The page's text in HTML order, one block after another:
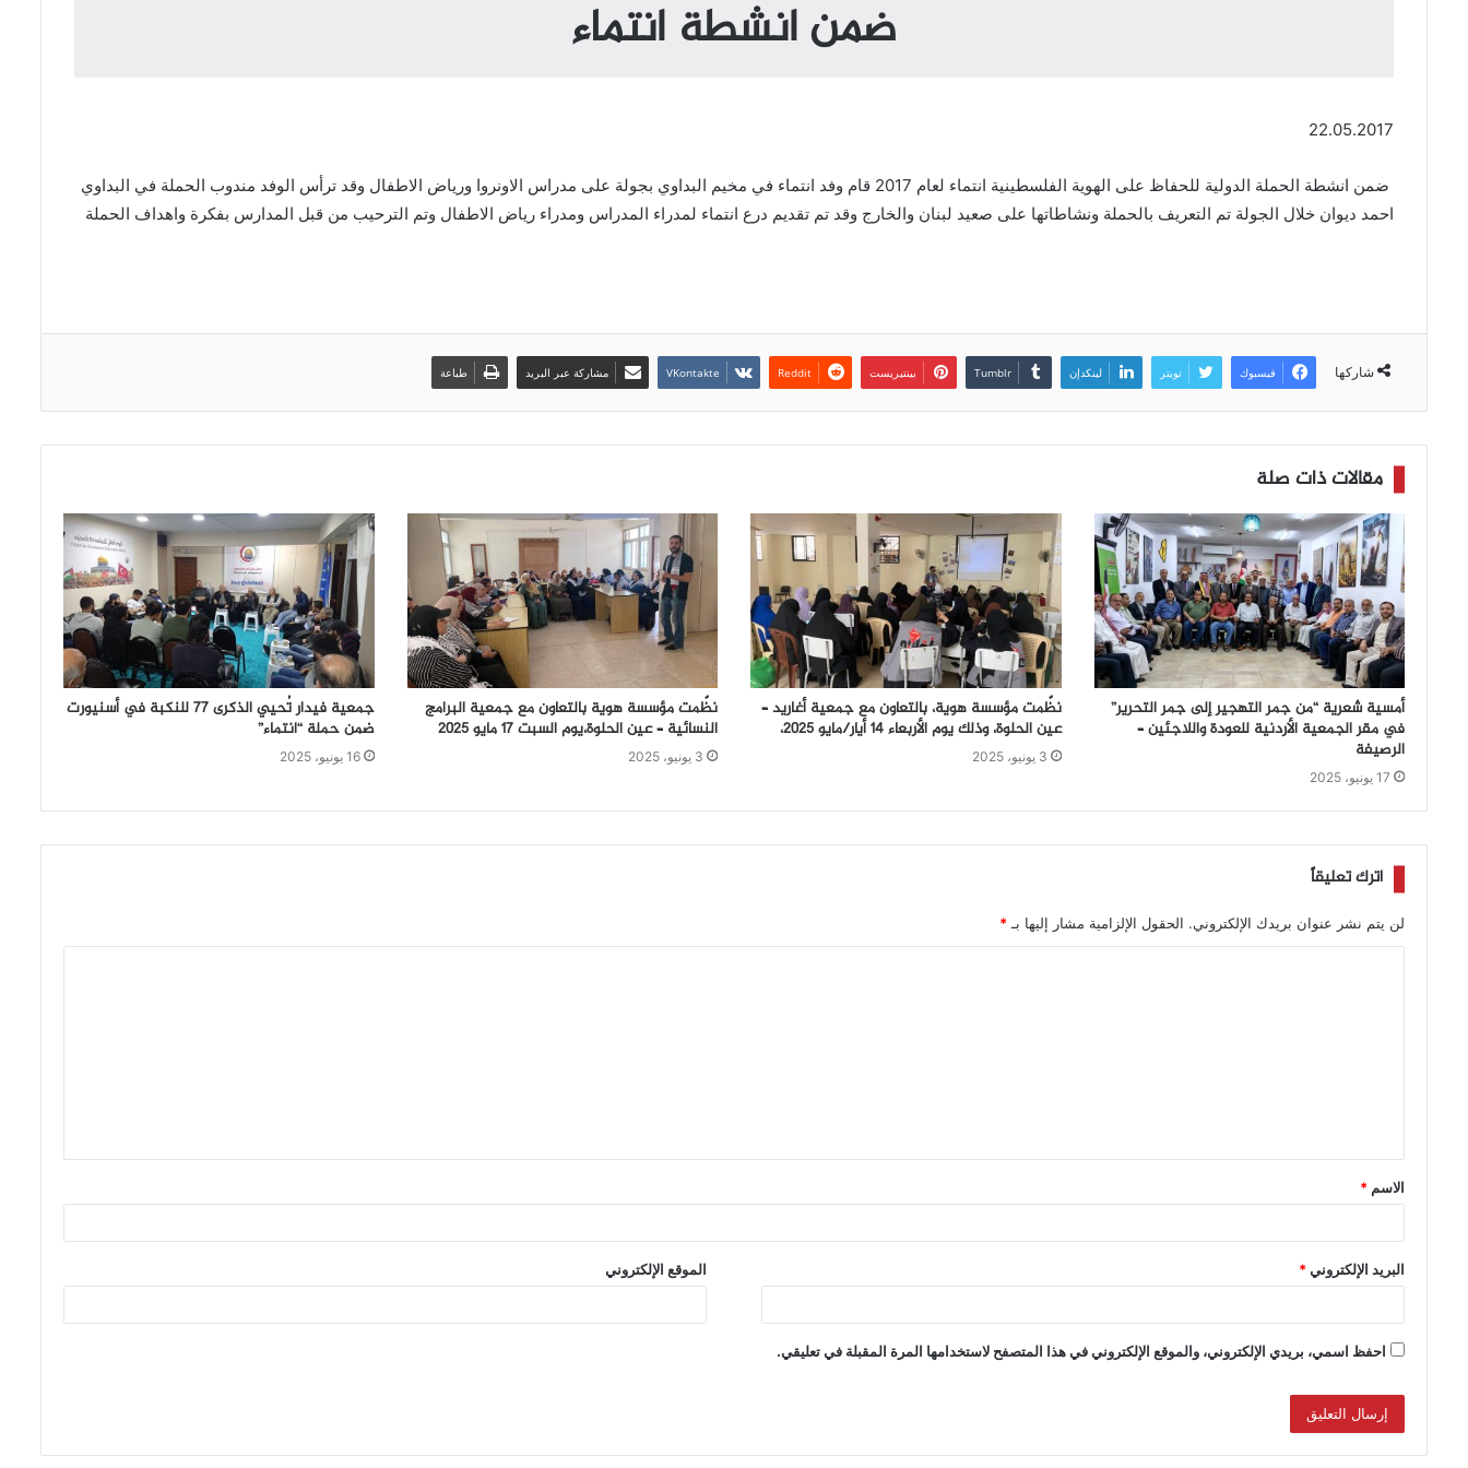
ضمن انشطة انتماء
22.05.2017
ضمن انشطة الحملة الدولية للحفاظ على الهوية الفلسطينية انتماء لعام 2017 قام وفد انتماء في مخيم البداوي بجولة على مدراس الاونروا ورياض الاطفال وقد ترأس الوفد مندوب الحملة في البداوي
احمد ديوان خلال الجولة تم التعريف بالحملة ونشاطاتها على صعيد لبنان والخارج وقد تم تقديم درع انتماء لمدراء المدراس ومدراء رياض الاطفال وتم الترحيب من قبل المدارس بفكرة واهداف الحملة
شاركها فيسبوك تويتر لينكدإن بينتيريست مشاركة عبر البريد طباعة
مقالات ذات صلة
أمسية شعرية “من جمر التهجير إلى جمر التحرير”
في مقر الجمعية الأردنية للعودة واللاجئين –
الرصيفة
17 يونيو، 2025
نظّمت مؤسسة هوية، بالتعاون مع جمعية أغاريد –
عين الحلوة، وذلك يوم الأربعاء 14 أيار/مايو 2025،
3 يونيو، 2025
نظّمت مؤسسة هوية بالتعاون مع جمعية البرامج
النسائية – عين الحلوة،يوم السبت 17 مايو 2025
3 يونيو، 2025
جمعية فيدار تُحيي الذكرى 77 للنكبة في أسنيورت
ضمن حملة “انتماء”
16 يونيو، 2025
اترك تعليقاً
لن يتم نشر عنوان بريدك الإلكتروني. الحقول الإلزامية مشار إليها بـ*
الاسم *
البريد الإلكتروني* الموقع الإلكتروني
احفظ اسمي، بريدي الإلكتروني، والموقع الإلكتروني في هذا المتصفح لاستخدامها المرة المقبلة في تعليقي.